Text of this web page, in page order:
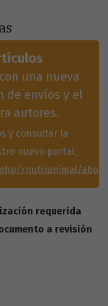
una nueva
de envíos y el
autores.
y consultar la
nuevo portal:
rnutrianimal/
requerida
a revisión